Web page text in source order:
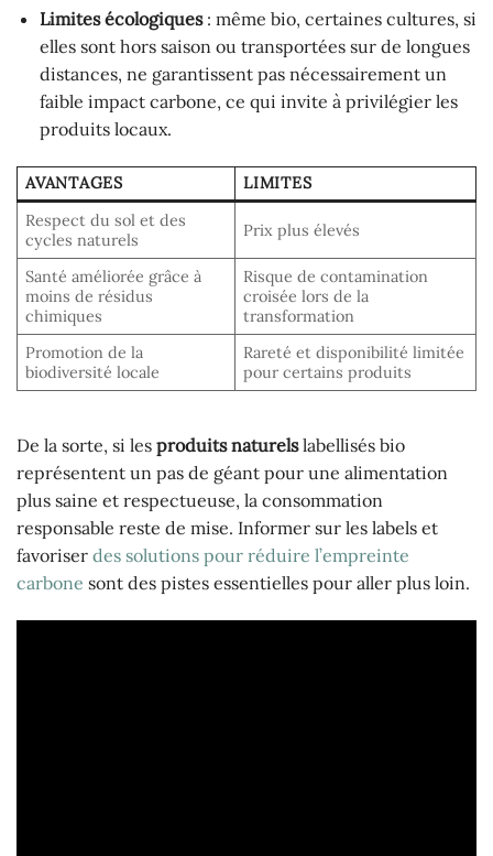
Limites écologiques: même bio, certaines cultures, si
elles sont hors saison ou transportées sur de longues
distances, ne garantissent pas nécessairement un
faible impact carbone, ce qui invite à privilégier les
produits locaux.
AVANTAGES
LIMITES
Respect du sol et des
cycles naturels
Prix plus élevés
Santé améliorée grâce à
moins de résidus
chimiques
Risque de contamination
croisée lors de la
transformation
Promotion de la
biodiversité locale
Rareté et disponibilité limitée
pour certains produits
De la sorte, si les produits naturelslabellisés bio
représentent un pas de géant pour une alimentation
plus saine et respectueuse, la consommation
responsable reste de mise. Informer sur les labels et
favoriser des solutions pour réduire l’empreinte
carbone sont des pistes essentielles pour aller plus loin.